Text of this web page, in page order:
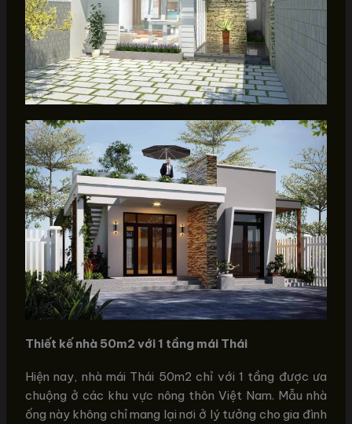
Thiết kế nhà 50m2 với 1 tầng mái Thái
Hiện nay, nhà mái Thái 50m2 chỉ với 1 tầng được ưa
chuộng ở các khu vực nông thôn Việt Nam. Mẫu nhà
ống này không chỉ mang lại nơi ở lý tưởng cho gia đình